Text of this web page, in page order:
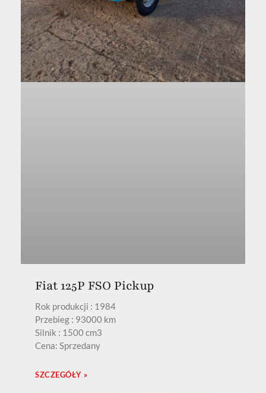
Fiat 125P FSO Pickup
Rok produkcji : 1984
Przebieg : 93000 km
Silnik : 1500 cm3
Cena: Sprzedany
SZCZEGÓŁY »